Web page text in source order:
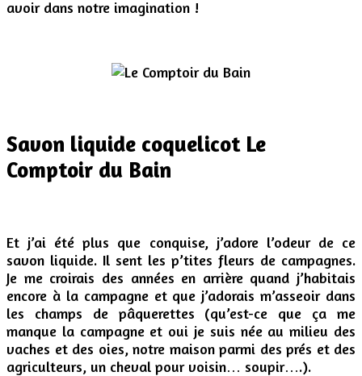
avoir dans notre imagination !
Savon liquide coquelicot Le
Comptoir du Bain
Et j’ai été plus que conquise, j’adore l’odeur de ce
savon liquide. Il sent les p’tites fleurs de campagnes.
Je me croirais des années en arrière quand j’habitais
encore à la campagne et que j’adorais m’asseoir dans
les champs de pâquerettes (qu’est-ce que ça me
manque la campagne et oui je suis née au milieu des
vaches et des oies, notre maison parmi des prés et des
agriculteurs, un cheval pour voisin… soupir….).